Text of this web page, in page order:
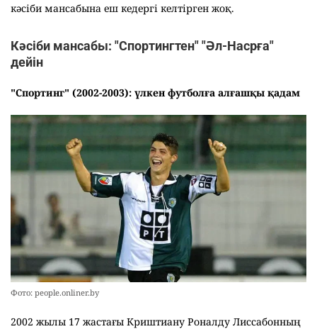
кәсіби мансабына еш кедергі келтірген жоқ.
Кәсіби мансабы: "Спортингтен" "Әл-Насрға"
дейін
"Спортинг" (2002-2003): үлкен футболға алғашқы қадам
Фото: people.onliner.by
2002 жылы 17 жастағы Криштиану Роналду Лиссабонның